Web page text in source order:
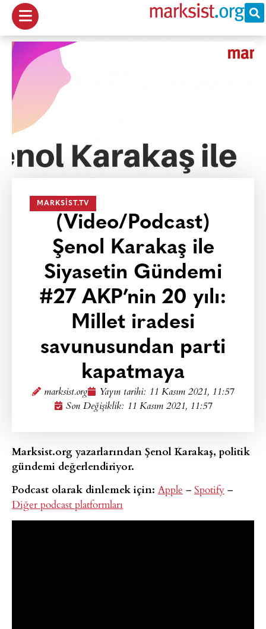
MARKSIST.TV
(Video/Podcast)
Şenol Karakaş ile
Siyasetin Gündemi
#27 AKP’nin 20 yılı:
Millet iradesi
savunusundan parti
kapatmaya
marksist.org Yayın tarihi: 11 Kasım 2021, 11:57
Son Değişiklik: 11 Kasım 2021, 11:57
Marksist.org yazarlarından Şenol Karakaş, politik
gündemi değerlendiriyor.
Podcast olarak dinlemek için: Apple – Spotify –
Diğer podcast platformları